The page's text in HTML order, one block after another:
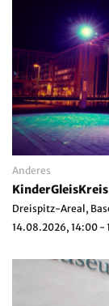
Anderes
Dreispitz-Areal,
14.08.2026, 14:00 -